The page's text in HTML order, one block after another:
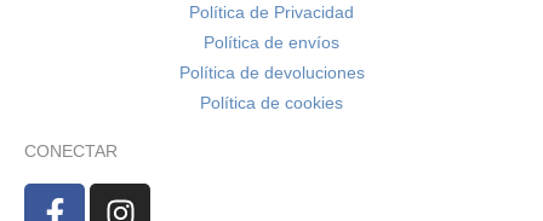
Política de Privacidad
Política de envíos
Política de devoluciones
Política de cookies
CONECTAR